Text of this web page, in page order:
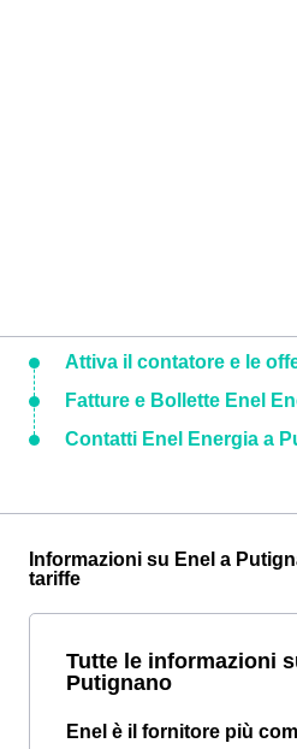
Attiva il contatore e le
Fatture e Bollette Enel
Contatti Enel Energia a
Informazioni su Enel a
tariffe
Tutte le informazioni
Putignano
Enel è il fornitore più